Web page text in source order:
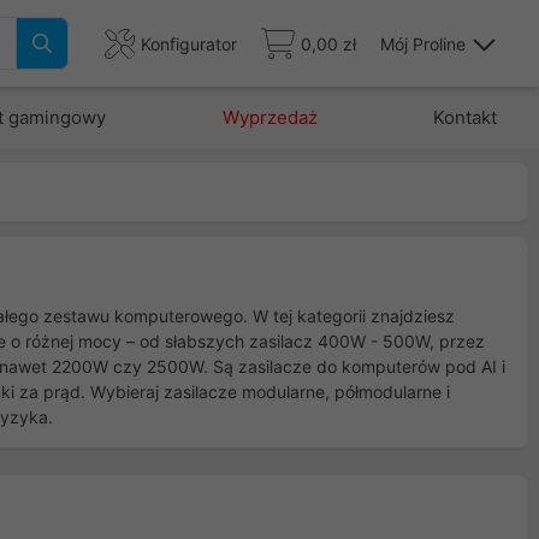
Konfigurator 0,00 zł Mój Proline
gamingowy Wyprzedaż Kontakt
zestawu komputerowego. W tej kategorii znajdziesz
różnej mocy – od słabszych zasilacz 400W - 500W, przez
2200W czy 2500W. Są zasilacze do komputerów pod AI i
za prąd. Wybieraj zasilacze modularne, półmodularne i